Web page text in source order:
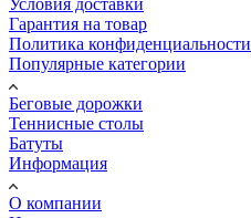
Гарантия на товар
Политика конфиденциальности
Популярные категории
Беговые дорожки
Теннисные столы
Батуты
Информация
О компании